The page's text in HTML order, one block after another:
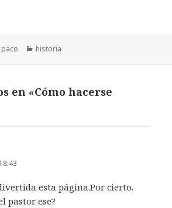
Autor
paco Categorías
historia
en «Cómo hacerse
esta página.Por cierto.
pastor ese?